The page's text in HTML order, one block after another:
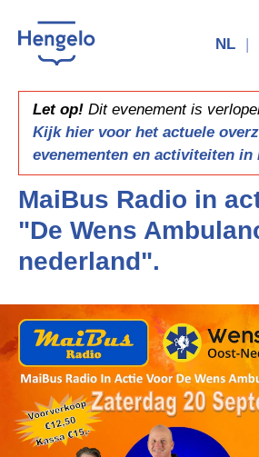
NL |
Let op! Dit evenement is
Kijk hier voor het actuele
evenementen en activiteiten in
MaiBus Radio in
"De Wens
nederland".